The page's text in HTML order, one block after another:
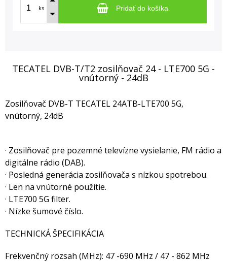
ks Pridať do košíka
TECATEL DVB-T/T2 zosilňovač 24 - LTE700 5G -
vnútorný - 24dB
Zosilňovač DVB-T TECATEL 24ATB-LTE700 5G,
vnútorný, 24dB
· Zosilňovač pre pozemné televízne vysielanie, FM rádio a
digitálne rádio (DAB).
· Posledná generácia zosilňovača s nízkou spotrebou.
· Len na vnútorné použitie.
· LTE700 5G filter.
· Nízke šumové číslo.
TECHNICKÁ ŠPECIFIKÁCIA
Frekvenčný rozsah (MHz): 47 -690 MHz / 47 - 862 MHz